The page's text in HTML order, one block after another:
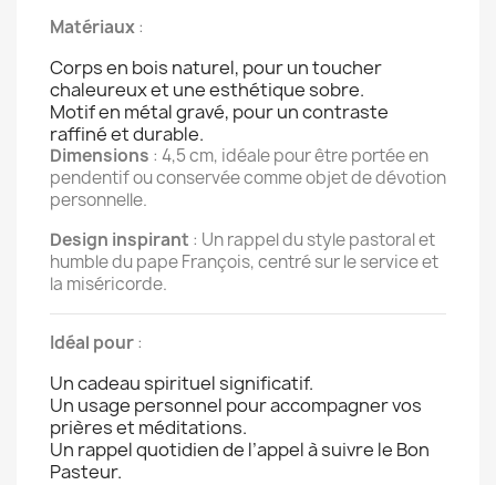
Matériaux:
Corps en bois naturel, pour un toucher
chaleureux et une esthétique sobre.
Motif en métal gravé, pour un contraste
raffiné et durable.
Dimensions : 4,5 cm, idéale pour être portée en
pendentif ou conservée comme objet de dévotion
personnelle.
Design inspirant : Un rappel du style pastoral et
humble du pape François, centré sur le service et
la miséricorde.
Idéal pour:
Un cadeau spirituel significatif.
Un usage personnel pour accompagner vos
prières et méditations.
Un rappel quotidien de l’appel à suivre le Bon
Pasteur.